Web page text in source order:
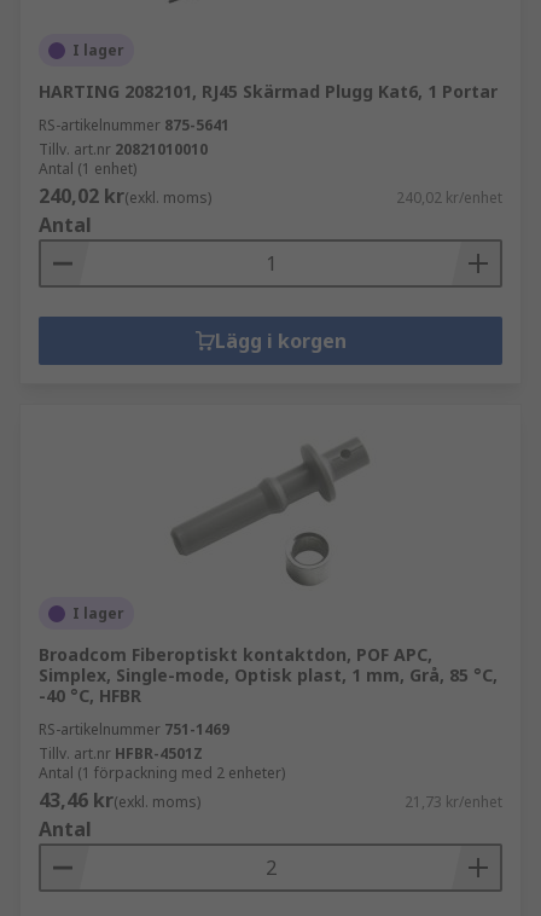
I lager
HARTING 2082101, RJ45 Skärmad Plugg Kat6, 1 Portar
RS-artikelnummer 875-5641
Tillv. art.nr 20821010010
Antal (1 enhet)
240,02 kr(exkl. moms) 240,02 kr/enhet
Antal
Lägg i korgen
I lager
Broadcom Fiberoptiskt kontaktdon, POF APC,
Simplex, Single-mode, Optisk plast, 1 mm, Grå, 85 °C,
-40 °C, HFBR
RS-artikelnummer 751-1469
Tillv. art.nr HFBR-4501Z
Antal (1 förpackning med 2 enheter)
43,46 kr(exkl. moms) 21,73 kr/enhet
Antal